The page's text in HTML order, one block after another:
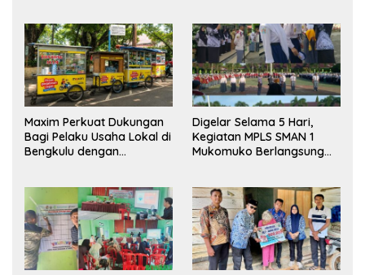
Maxim Perkuat Dukungan
Bagi Pelaku Usaha Lokal di
Bengkulu dengan
Pasar
Digelar Selama 5 Hari,
Kegiatan MPLS SMAN 1
Mukomuko Berlangsung